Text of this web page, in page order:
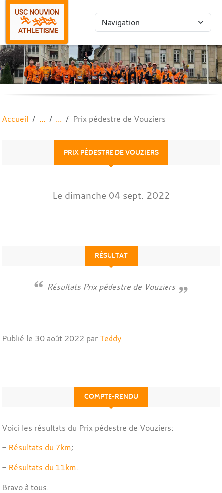
Accueil Prix pédestre de Vouziers
PRIX PÉDESTRE DE VOUZIERS
Le dimanche 04 sept. 2022
RÉSULTAT
Résultats Prix pédestre de Vouziers
Publié le 30 août 2022 parTeddy
COMPTE-RENDU
Voici les résultats du Prix pédestre de Vouziers:
- Résultats du 7km;
- Résultats du 11km.
Bravo à tous.
Panneau de gestion des cookies